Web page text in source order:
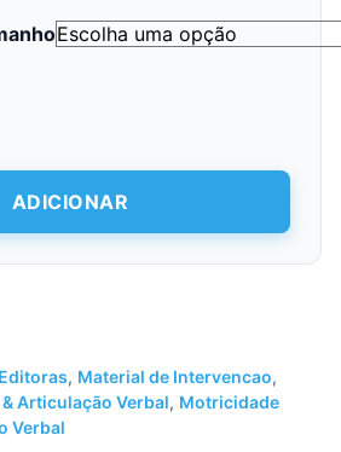
ADICIONAR
Editoras, Material de Intervencao,
Articulação Verbal, Motricidade
Verbal